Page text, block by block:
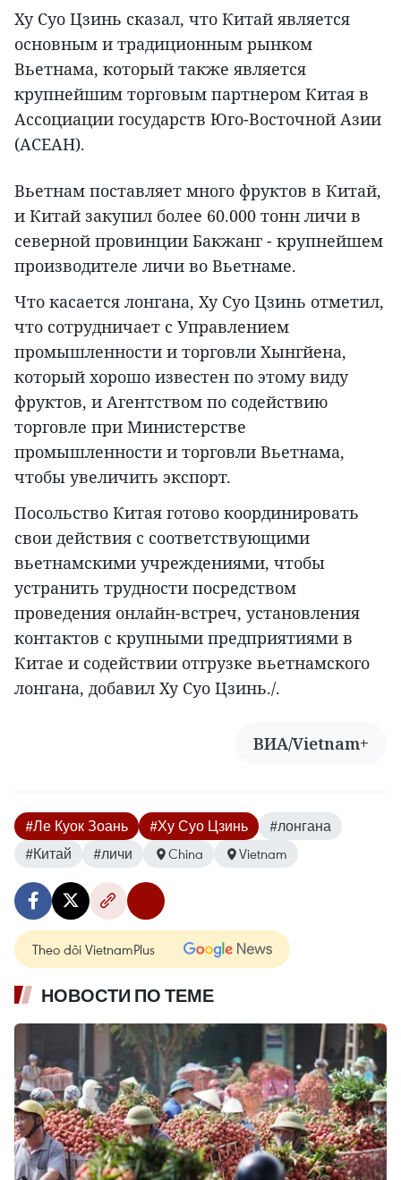
Ху Суо Цзинь сказал, что Китай является
основным и традиционным рынком
Вьетнама, который также является
крупнейшим торговым партнером Китая в
Ассоциации государств Юго-Восточной Азии
(АСЕАН).
Вьетнам поставляет много фруктов в Китай,
и Китай закупил более 60.000 тонн личи в
северной провинции Бакжанг - крупнейшем
производителе личи во Вьетнаме.
Что касается лонгана, Ху Суо Цзинь отметил,
что сотрудничает с Управлением
промышленности и торговли Хынгйена,
который хорошо известен по этому виду
фруктов, и Агентством по содействию
торговле при Министерстве
промышленности и торговли Вьетнама,
чтобы увеличить экспорт.
Посольство Китая готово координировать
свои действия с соответствующими
вьетнамскими учреждениями, чтобы
устранить трудности посредством
проведения онлайн-встреч, установления
контактов с крупными предприятиями в
Китае и содействии отгрузке вьетнамского
лонгана, добавил Ху Суо Цзинь./.
ВИА/Vietnam+
#Ле Куок Зоань #Ху Суо Цзинь
#лонгана
#Китай
#личи China Vietnam
Theo dõi VietnamPlus
НОВОСТИ ПО ТЕМЕ